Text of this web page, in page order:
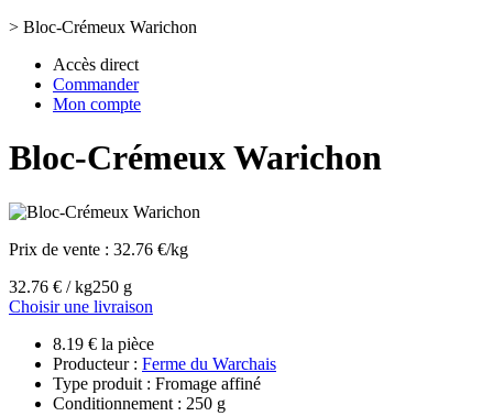
> Bloc-Crémeux Warichon
Accès direct
Commander
Mon compte
Bloc-Crémeux Warichon
Prix de vente : 32.76 €/kg
32.76 € / kg250 g
Choisir une livraison
8.19 € la pièce
Producteur : Ferme du Warchais
Type produit : Fromage affiné
Conditionnement : 250 g